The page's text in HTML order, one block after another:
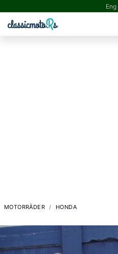
Eng
MOTORRÄDER HONDA